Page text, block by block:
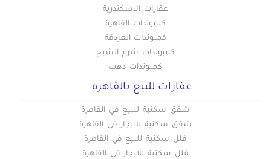
عقارات الاسكندرية
كبموندات القاهرة
كمبوندات الغردقة
كمبوندات شرم الشيخ
كمبوندات دهب
عقارات للبيع بالقاهره
شقق سكنية للبيع في القاهرة
شقق سكنية للايجار في القاهرة
فلل سكنية للبيع في القاهرة
فلل سكنية للايجار في القاهرة